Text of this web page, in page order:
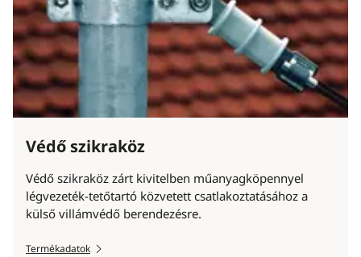
Védő szikraköz
Védő szikraköz zárt kivitelben műanyagköpennyel
légvezeték-tetőtartó közvetett csatlakoztatásához a
külső villámvédő berendezésre.
Termékadatok